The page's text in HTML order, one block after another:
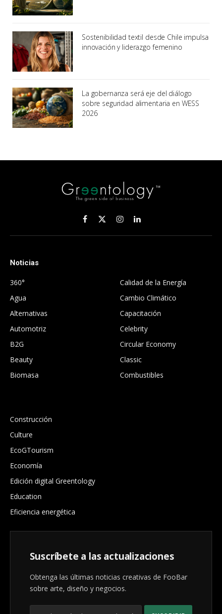
Sostenibilidad textil desde Chile impulsa
innovación y liderazgo femenino
La gobernanza será eje del diálogo
sobre seguridad alimentaria en WESS
2026
Facebook
X
(Twitter)
InstagramLinkedIn
Noticias
360°
Agua
Alternativas
Automotriz
B2G
Beauty
Biomasa
Calidad de la Energía
Cambio Climático
Capacitación
Celebrity
Circular Economy
Classic
Combustibles
Construcción
Culture
EcoGTourism
Economía
Edición digital Greentology
Education
Eficiencia energética
Suscríbete a las actualizaciones
Obtenga las últimas noticias creativas de FooBar
sobre arte, diseño y negocios.